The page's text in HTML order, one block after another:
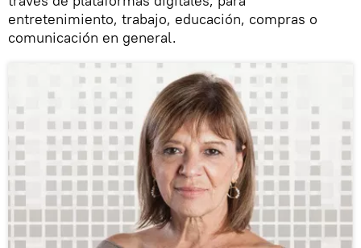
entretenimiento, trabajo, educación, compras o
comunicación en general.